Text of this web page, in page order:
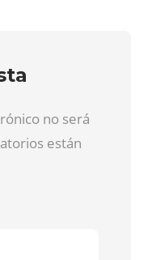
no será
están